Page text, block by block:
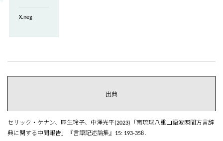
X.neg
出典
セリック・ケナン、麻生玲子、中澤光平(2023)「南琉球八重山語波照間方言辞
典に関する中間報告」『言語記述論集』15: 193-358．